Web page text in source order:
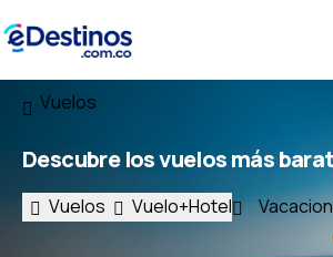
Vuelos
Descubre los vuelos más
Vuelos Vuelo+Hotel